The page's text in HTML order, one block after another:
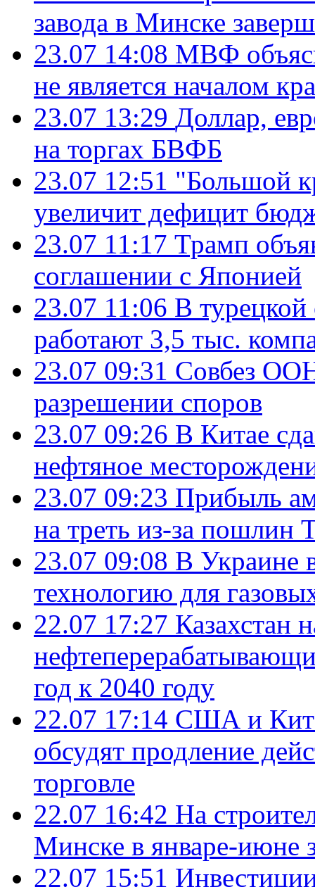
завода в Минске
23.07 14:08 МВФ
не является началом
23.07 13:29 Доллар,
на торгах БВФБ
23.07 12:51 "Большой
увеличит дефицит
23.07 11:17 Трамп
соглашении с Японией
23.07 11:06 В
работают 3,5 тыс.
23.07 09:31 Совбез
разрешении споров
23.07 09:26 В Китае
нефтяное
23.07 09:23 Прибыль
на треть из-за пошлин
23.07 09:08 В Украине
технологию для
22.07 17:27 Казахстан
год к 2040 году
22.07 17:14 США и
обсудят продление
торговле
22.07 16:42 На
Минске в январе-июне
22.07 15:51